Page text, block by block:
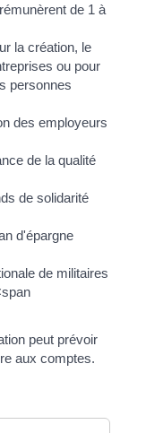
de 1 à
la création, le
ou pour
personnes
des employeurs
de la qualité
de solidarité
d'épargne
de militaires
peut prévoir
aux comptes.